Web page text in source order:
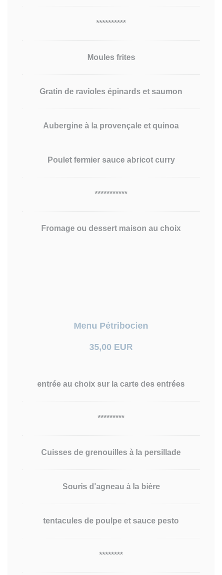
**********
Moules frites
Gratin de ravioles épinards et saumon
Aubergine à la provençale et quinoa
Poulet fermier sauce abricot curry
***********
Fromage ou dessert maison au choix
Menu Pétribocien
35,00 EUR
entrée au choix sur la carte des entrées
*********
Cuisses de grenouilles à la persillade
Souris d'agneau à la bière
tentacules de poulpe et sauce pesto
********